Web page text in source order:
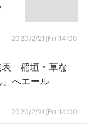
2020/2/21(Fr) 14:00
表 稲垣・草な
へエール
2020/2/21(Fr) 14:00